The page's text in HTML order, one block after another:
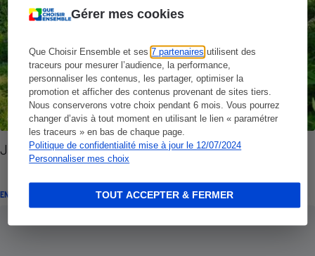
Gérer mes cookies
Que Choisir Ensemble et ses7 partenaires utilisent des
traceurs pour mesurer l’audience, la performance,
personnaliser les contenus, les partager, optimiser la
promotion et afficher des contenus provenant de sites tiers.
Nous conserverons votre choix pendant 6 mois. Vous pourrez
changer d’avis à tout moment en utilisant le lien « paramétrer
les traceurs » en bas de chaque page.
Politique de confidentialité mise à jour le 12/07/2024
Personnaliser mes choix
TOUT ACCEPTER & FERMER
Jardinage - Des merveilles sans pesticides
ENQUÊTE